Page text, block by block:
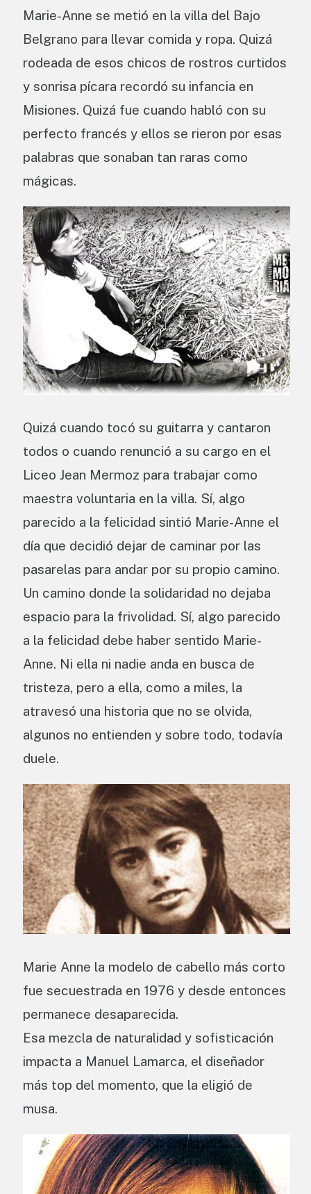
Marie-Anne se metió en la villa del Bajo
Belgrano para llevar comida y ropa. Quizá
rodeada de esos chicos de rostros curtidos
y sonrisa pícara recordó su infancia en
Misiones. Quizá fue cuando habló con su
perfecto francés y ellos se rieron por esas
palabras que sonaban tan raras como
mágicas.
Quizá cuando tocó su guitarra y cantaron
todos o cuando renunció a su cargo en el
Liceo Jean Mermoz para trabajar como
maestra voluntaria en la villa. Sí, algo
parecido a la felicidad sintió Marie-Anne el
día que decidió dejar de caminar por las
pasarelas para andar por su propio camino.
Un camino donde la solidaridad no dejaba
espacio para la frivolidad. Sí, algo parecido
a la felicidad debe haber sentido Marie-
Anne. Ni ella ni nadie anda en busca de
tristeza, pero a ella, como a miles, la
atravesó una historia que no se olvida,
algunos no entienden y sobre todo, todavía
duele.
Marie Anne la modelo de cabello más corto
fue secuestrada en 1976 y desde entonces
permanece desaparecida.
Esa mezcla de naturalidad y sofisticación
impacta a Manuel Lamarca, el diseñador
más top del momento, que la eligió de
musa.